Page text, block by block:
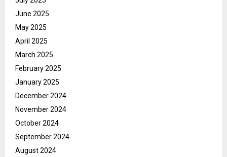
June 2025
May 2025
April 2025
March 2025
February 2025
January 2025
December 2024
November 2024
October 2024
September 2024
August 2024